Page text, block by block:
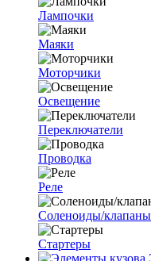
Лампочки
Маяки
Моторчики
Освещение
Переключатели
Проводка
Реле
Соленоиды/клапаны
Стартеры